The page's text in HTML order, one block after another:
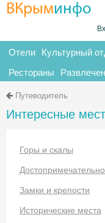
ВКрыминфо
Отели Культурный
Рестораны
Путеводитель
Интересные
Горы и скалы
Замки и крепости
Исторические места